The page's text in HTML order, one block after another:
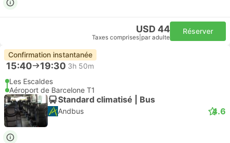
USD 44
Taxes comprises par adulte
Réserver
Confirmation instantanée
15:40 19:30 3h 50m
Les Escaldes
Aéroport de Barcelone T1
Standard climatisé | Bus
Andbus 4.6